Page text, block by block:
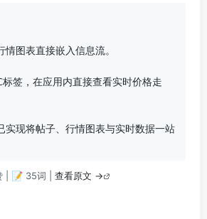
情图表直接嵌入信息流。
标签，在应用内直接查看实时价格走
实现将帖子、行情图表与实时数据一站
| 📝 35词 | 查看原文 →